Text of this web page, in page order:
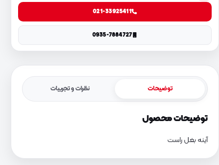
021-33925411
0935-7884727
توضیحات نظرات و تجربیات
توضیحات محصول
آینه بغل راست